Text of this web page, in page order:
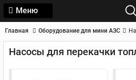
Меню
Главная Оборудование для мини АЗС
Насосы для перекачки